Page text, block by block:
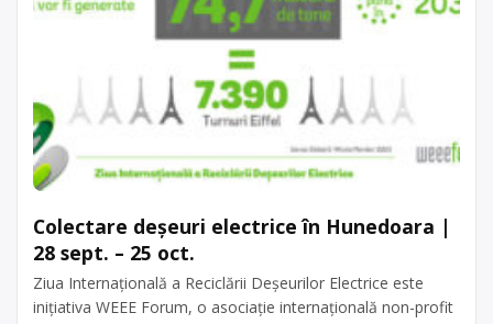
Colectare deșeuri electrice în Hunedoara |
28 sept. – 25 oct.
Ziua Internațională a Reciclării Deșeurilor Electrice este
inițiativa WEEE Forum, o asociație internațională non-profit